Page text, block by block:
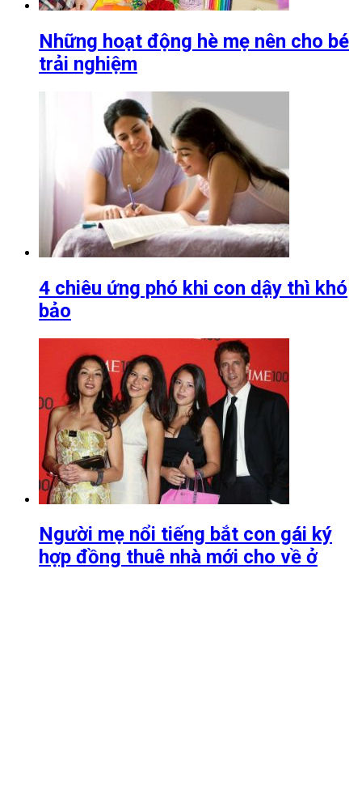
Những hoạt động hè mẹ nên cho bé
trải nghiệm
4 chiêu ứng phó khi con dậy thì khó
bảo
Người mẹ nổi tiếng bắt con gái ký
hợp đồng thuê nhà mới cho về ở